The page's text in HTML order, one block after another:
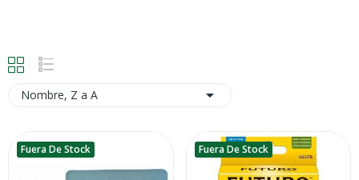
Nombre, Z a A 
Fuera De Stock Fuera De Stock